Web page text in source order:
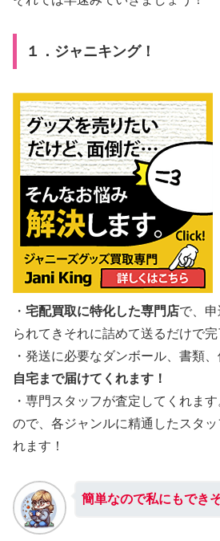
１．ジャニキング！
・ 宅配買取に特化した専門店で、
られてきそれに詰めて送るだけで完
・発送に必要なダンボール、書類
自宅まで届けてくれます！
・専門スタッフが査定してくれます
ので、各ジャンルに精通したスタッ
れます！
簡単なので私にもでき